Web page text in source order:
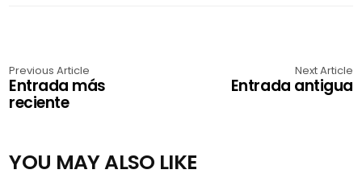
Previous Article
Entrada más
reciente
Next Article
Entrada antigua
YOU MAY ALSO LIKE